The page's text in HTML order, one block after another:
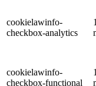
cookielawinfo-
checkbox-analytics
cookielawinfo-
checkbox-functional